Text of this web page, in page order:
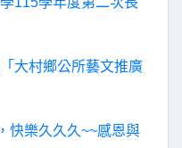
大村鄉公所藝文推廣
快樂久久久~~感恩與